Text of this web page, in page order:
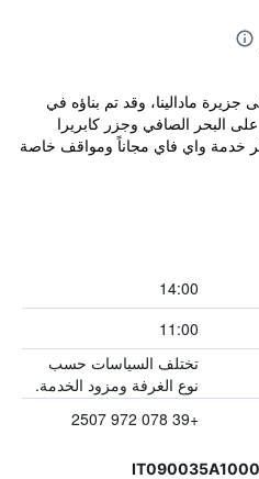
جزيرة مادالينا، وقد تم بناؤه في
على البحر الصافي وجزر كابريرا
خدمة واي فاي مجاناً ومواقف خاصة
14:00
11:00
تختلف السياسات حسب
نوع الغرفة ومزود الخدمة.
+39 078 972 2507